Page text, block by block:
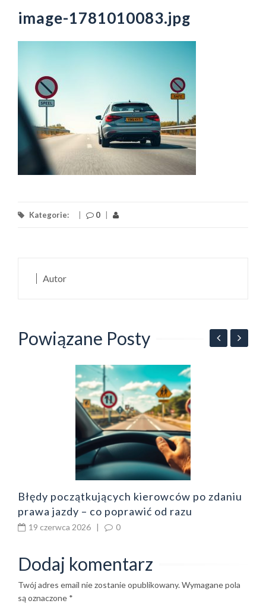
treściimage-1781010083.jpg
Kategorie: 0
Autor
Powiązane Posty
Błędy początkujących kierowców po zdaniu
prawa jazdy – co poprawić od razu
19 czerwca 2026 | 0
Dodaj komentarz
Twój adres email nie zostanie opublikowany.Wymagane pola
są oznaczone *